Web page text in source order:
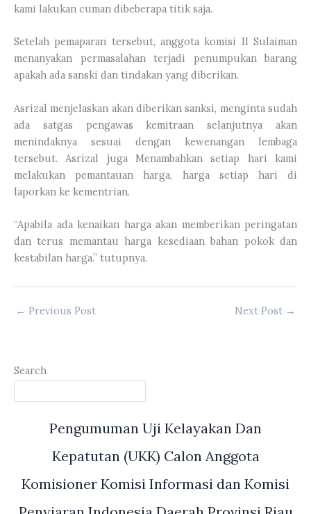
kami lakukan cuman dibeberapa titik saja.
Setelah pemaparan tersebut, anggota komisi II Sulaiman
menanyakan permasalahan terjadi penumpukan barang
apakah ada sanski dan tindakan yang diberikan.
Asrizal menjelaskan akan diberikan sanksi, menginta sudah
ada satgas pengawas kemitraan selanjutnya akan
menindaknya sesuai dengan kewenangan lembaga
tersebut. Asrizal juga Menambahkan setiap hari kami
melakukan pemantauan harga, harga setiap hari di
laporkan ke kementrian.
“Apabila ada kenaikan harga akan memberikan peringatan
dan terus memantau harga kesediaan bahan pokok dan
kestabilan harga.” tutupnya.
← Previous Post Next Post →
Search
Pengumuman Uji Kelayakan Dan
Kepatutan (UKK) Calon Anggota
Komisioner Komisi Informasi dan Komisi